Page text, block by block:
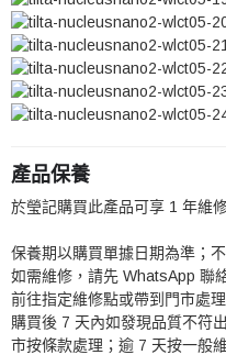
產品保養
於瑩記購買此產品可享 1 年維
保養期以購買單據日期為準；
如需維修，請先 WhatsApp 聯
前往指定維修點或帶到門市處理
購買後 7 天內如發現品質不符
市按條款處理；逾 7 天按一般